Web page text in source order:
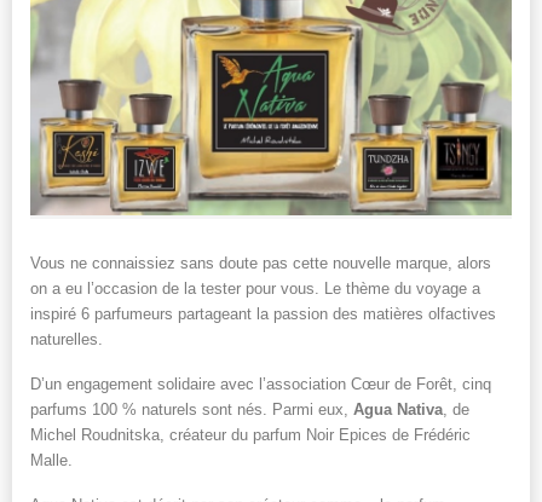
Vous ne connaissiez sans doute pas cette nouvelle marque, alors
on a eu l’occasion de la tester pour vous. Le thème du voyage a
inspiré 6 parfumeurs partageant la passion des matières olfactives
naturelles.
D’un engagement solidaire avec l’association Cœur de Forêt, cinq
parfums 100 % naturels sont nés. Parmi eux, Agua Nativa , de
Michel Roudnitska, créateur du parfum Noir Epices de Frédéric
Malle.